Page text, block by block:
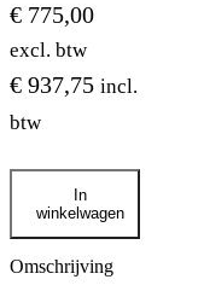
€ 775,00
excl. btw
€ 937,75 incl.
btw
Solar
Sideskirt
Verlenger
DAF
In
winkelwagen
Omschrijving